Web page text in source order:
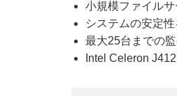
小規模ファイル
システムの安定
最大25台までの
Intel Celeron